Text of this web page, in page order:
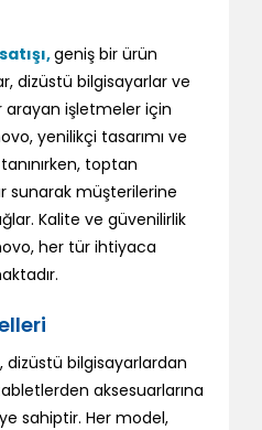
geniş bir ürün
dizüstü bilgisayarlar ve
arayan işletmeler için
yenilikçi tasarımı ve
toptan
sunarak müşterilerine
Kalite ve güvenilirlik
her tür ihtiyaca
dizüstü bilgisayarlardan
aksesuarlarına
sahiptir. Her model,